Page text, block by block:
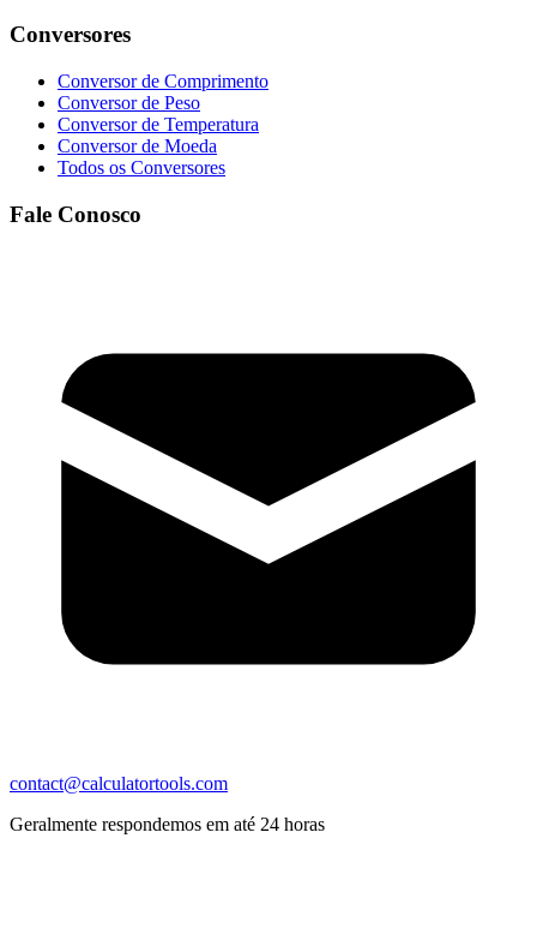
Conversores
Conversor de Comprimento
Conversor de Peso
Conversor de Temperatura
Conversor de Moeda
Todos os Conversores
Fale Conosco
contact@calculatortools.com
Geralmente respondemos em até 24 horas